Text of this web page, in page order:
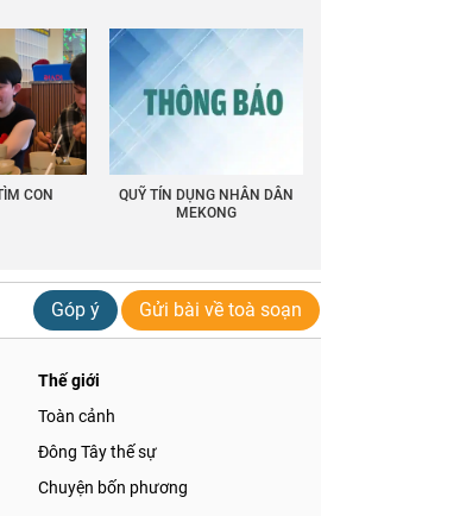
CON
QUỸ TÍN DỤNG NHÂN DÂN
MEKONG
Góp ý Gửi bài về toà soạn
Thế giới
Toàn cảnh
Đông Tây thế sự
Chuyện bốn phương